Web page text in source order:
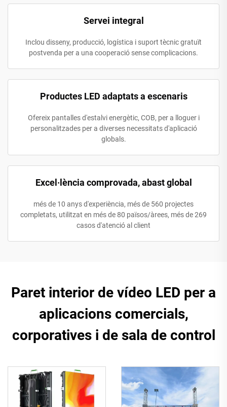
Servei integral
Inclou disseny, producció, logística i suport tècnic gratuït
postvenda per a una cooperació sense complicacions.
Productes LED adaptats a escenaris
Ofereix pantalles d'estalvi energètic, COB, per a lloguer i
personalitzades per a diverses necessitats d'aplicació
globals.
Excel·lència comprovada, abast global
més de 10 anys d'experiència, més de 560 projectes
completats, utilitzat en més de 80 països/àrees, més de 269
casos d'atenció al client
Paret interior de vídeo LED per a
aplicacions comercials,
corporatives i de sala de control